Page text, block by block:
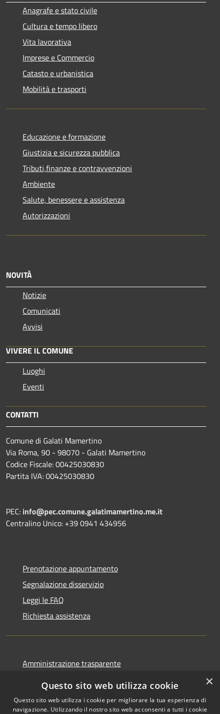
Anagrafe e stato civile
Cultura e tempo libero
Vita lavorativa
Imprese e Commercio
Catasto e urbanistica
Mobilità e trasporti
Educazione e formazione
Giustizia e sicurezza pubblica
Tributi,finanze e contravvenzioni
Ambiente
Salute, benessere e assistenza
Autorizzazioni
NOVITÀ
Notizie
Comunicati
Avvisi
VIVERE IL COMUNE
Luoghi
Eventi
CONTATTI
Comune di Galati Mamertino
Via Roma, 90 - 98070 - Galati Mamertino
Codice Fiscale: 00425030830
Partita IVA: 00425030830
PEC: info@pec.comune.galatimamertino.me.it
Centralino Unico: +39 0941 434956
Prenotazione appuntamento
Segnalazione disservizio
Leggi le FAQ
Richiesta assistenza
Amministrazione trasparente
Dichiarazione di accessibilità
×
Questo sito web utilizza cookie
Questo sito web utilizza i cookie per migliorare la tua esperienza di
navigazione. Utilizzando il nostro sito web acconsenti a tutti i cookie